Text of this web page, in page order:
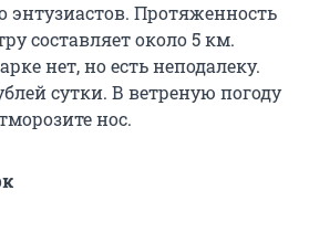
энтузиастов. Протяженность
составляет около 5 км.
нет, но есть неподалеку.
сутки. В ветреную погоду
нос.